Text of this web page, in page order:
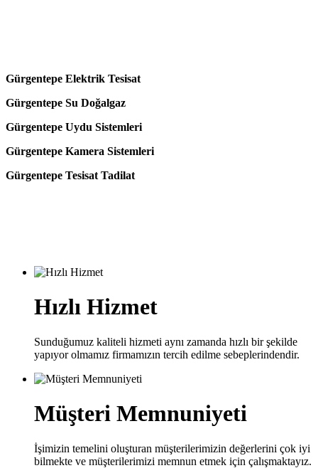
Gürgentepe Elektrik Tesisat
Gürgentepe Su Doğalgaz
Gürgentepe Uydu Sistemleri
Gürgentepe Kamera Sistemleri
Gürgentepe Tesisat Tadilat
Hızlı Hizmet
Sunduğumuz kaliteli hizmeti aynı zamanda hızlı bir şekilde
yapıyor olmamız firmamızın tercih edilme sebeplerindendir.
Müşteri Memnuniyeti
İşimizin temelini oluşturan müşterilerimizin değerlerini çok iyi
bilmekte ve müşterilerimizi memnun etmek için çalışmaktayız.